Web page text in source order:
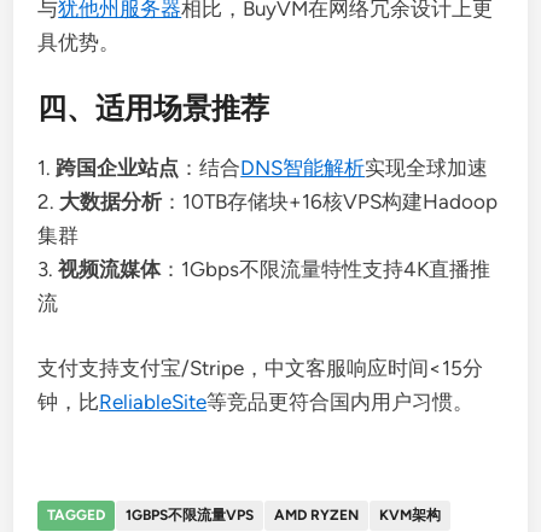
与犹他州服务器相比，BuyVM在网络冗余设计上更
具优势。
四、适用场景推荐
1. 跨国企业站点 ：结合DNS智能解析实现全球加速
2. 大数据分析 ：10TB存储块+16核VPS构建Hadoop
集群
3.视频流媒体：1Gbps不限流量特性支持4K直播推
流
支付支持支付宝/Stripe，中文客服响应时间<15分
钟，比ReliableSite等竞品更符合国内用户习惯。
TAGGED 1GBPS不限流量VPS AMD RYZEN
KVM架构